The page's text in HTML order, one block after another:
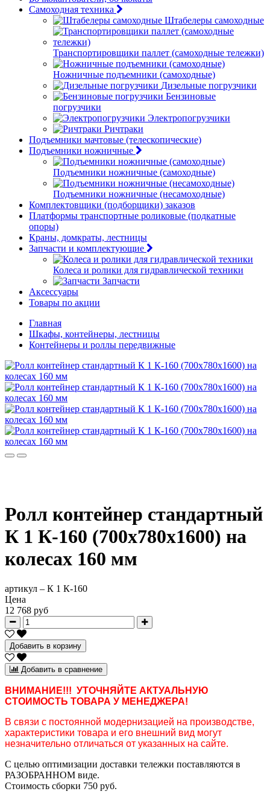
Самоходная техника
Штабелеры самоходные
Транспортировщики паллет (самоходные тележки)
Ножничные подъемники (самоходные)
Дизельные погрузчики
Бензиновые
погрузчики
Электропогрузчики
Ричтраки
Подъемники мачтовые (телескопические)
Подъемники ножничные
Подъемники ножничные (самоходные)
Подъемники ножничные (несамоходные)
Комплектовщики (подборщики) заказов
Платформы транспортные роликовые (подкатные
опоры)
Краны, домкраты, лестницы
Запчасти и комплектующие
Колеса и ролики для гидравлической техники
Запчасти
Аксессуары
Товары по акции
Главная
Шкафы, контейнеры, лестницы
Контейнеры и роллы передвижные
Ролл контейнер стандартный
К 1 К-160 (700х780х1600) на
колесах 160 мм
артикул – К 1 К-160
Цена
12 768 руб
Добавить в корзину
Добавить в сравнение
ВНИМАНИЕ!!! УТОЧНЯЙТЕ АКТУАЛЬНУЮ
СТОИМОСТЬ ТОВАРА У МЕНЕДЖЕРА!
В связи с постоянной модернизацией на производстве,
характеристики товара и его внешний вид могут
незначительно отличаться от указанных на сайте.
С целью оптимизации доставки тележки поставляются в
РАЗОБРАННОМ виде.
Стоимость сборки 750 руб.